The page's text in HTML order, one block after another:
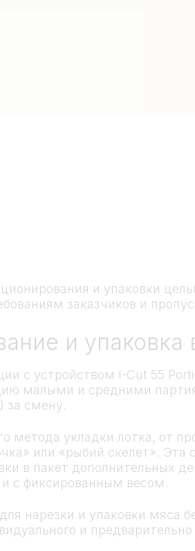
и упаковки
заказчиков и
и
с устройством I-Cut 55
малыми и средними
за смену.
метода укладки лотка, от
или «рыбий скелет».
в пакет дополнительных
с фиксированным весом.
нарезки и упаковки мяса
и